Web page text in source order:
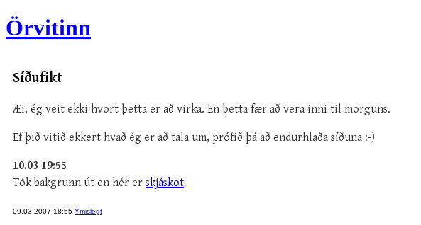
Örvitinn
Síðufikt
Æi, ég veit ekki hvort þetta er að virka. En þetta fær að vera inni til morguns.
Ef þið vitið ekkert hvað ég er að tala um, prófið þá að endurhlaða síðuna :-)
10.03 19:55
Tók bakgrunn út en hér er skjáskot.
09.03.2007 18:55 Ýmislegt